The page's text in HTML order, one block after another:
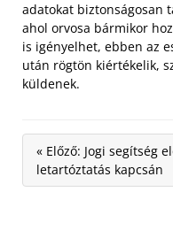
adatokat biztonságosan
ahol orvosa bármikor
is igényelhet, ebben az
után rögtön kiértékelik,
küldenek.
« Előző: Jogi segítség
letartóztatás kapcsán